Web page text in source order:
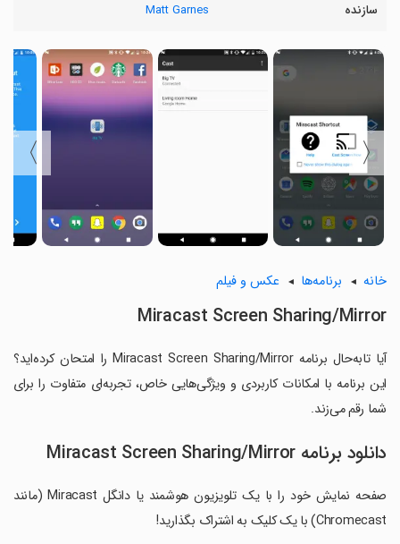
سازنده Matt Garnes
〈
〉
خانه برنامه‌ها عکس و فیلم
Miracast Screen Sharing/Mirror
آیا تابه‌حال برنامه Miracast Screen Sharing/Mirror را امتحان کرده‌اید؟
این برنامه با امکانات کاربردی و ویژگی‌هایی خاص، تجربه‌ای متفاوت را برای
شما رقم می‌زند.
دانلود برنامه Miracast Screen Sharing/Mirror
صفحه نمایش خود را با یک تلویزیون هوشمند یا دانگل Miracast (مانند
Chromecast) با یک کلیک به اشتراک بگذارید!